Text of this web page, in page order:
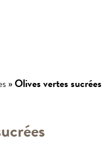
»Olives vertes sucrées